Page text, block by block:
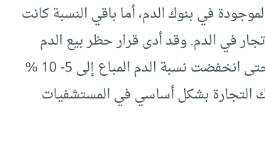
كمية الدم الموجودة في بنوك الدم‏، أما باقي النسبة كانت
في الدم. وقد أدى قرار حظر بيع الدم
ومطاردة بنوك الدم المخالفة إلي تحجيم هذه الأخطاء‏ حتى انخفضت نسبة الدم المباع إلى 5- 10 %
في 10/6/2003 وتركزت تلك التجارة بشكل أساسي في المستشفيات